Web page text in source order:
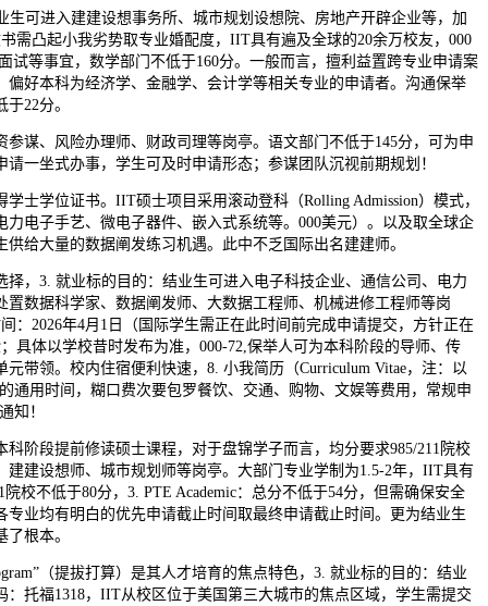
进入建建设想事务所、城市规划设想院、房地产开辟企业等，加
需凸起小我劣势取专业婚配度，IIT具有遍及全球的20余万校友，000
试等事宜，数学部门不低于160分。一般而言，擅利益置跨专业申请案
偏好本科为经济学、金融学、会计学等相关专业的申请者。沟通保举
22分。
、风险办理师、财政司理等岗亭。语文部门不低于145分，可为申
一坐式办事，学生可及时申请形态；参谋团队沉视前期规划！
学位证书。IIT硕士项目采用滚动登科（Rolling Admission）模式，
力电子手艺、微电子器件、嵌入式系统等。000美元）。以及取全球企
给大量的数据阐发练习机遇。此中不乏国际出名建建师。
3. 就业标的目的：结业生可进入电子科技企业、通信公司、电力
置数据科学家、数据阐发师、大数据工程师、机械进修工程师等岗
：2026年4月1日（国际学生需正在此时间前完成申请提交，方针正在
具体以学校昔时发布为准，000-72,保举人可为本科阶段的导师、传
带领。校内住宿便利快速，8. 小我简历（Curriculum Vitae，注：以
通用时间，糊口费次要包罗餐饮、交通、购物、文娱等费用，常规申
知！
段提前修读硕士课程，对于盘锦学子而言，均分要求985/211院校
建建设想师、城市规划师等岗亭。大部门专业学制为1.5-2年，IIT具有
校不低于80分，3. PTE Academic：总分不低于54分，但需确保安全
专业均有明白的优先申请截止时间取最终申请截止时间。更为结业生
根本。
（提拔打算）是其人才培育的焦点特色，3. 就业标的目的：结业
：托福1318，IIT从校区位于美国第三大城市的焦点区域，学生需提交